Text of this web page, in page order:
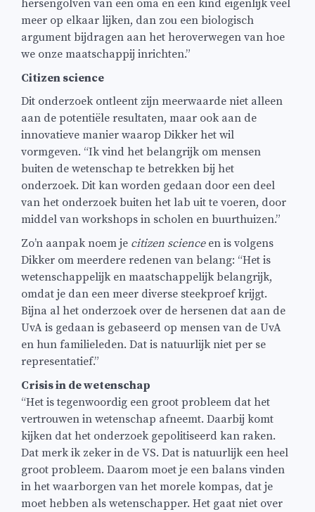
hersengolven van een oma en een kind eigenlijk veel
meer op elkaar lijken, dan zou een biologisch
argument bijdragen aan het heroverwegen van hoe
we onze maatschappij inrichten.”
Citizen science
Dit onderzoek ontleent zijn meerwaarde niet alleen
aan de potentiële resultaten, maar ook aan de
innovatieve manier waarop Dikker het wil
vormgeven. “Ik vind het belangrijk om mensen
buiten de wetenschap te betrekken bij het
onderzoek. Dit kan worden gedaan door een deel
van het onderzoek buiten het lab uit te voeren, door
middel van workshops in scholen en buurthuizen.”
Zo’n aanpak noem je citizen scienceen is volgens
Dikker om meerdere redenen van belang: “Het is
wetenschappelijk en maatschappelijk belangrijk,
omdat je dan een meer diverse steekproef krijgt.
Bijna al het onderzoek over de hersenen dat aan de
UvA is gedaan is gebaseerd op mensen van de UvA
en hun familieleden. Dat is natuurlijk niet per se
representatief.”
Crisis in de wetenschap
“Het is tegenwoordig een groot probleem dat het
vertrouwen in wetenschap afneemt. Daarbij komt
kijken dat het onderzoek gepolitiseerd kan raken.
Dat merk ik zeker in de VS. Dat is natuurlijk een heel
groot probleem. Daarom moet je een balans vinden
in het waarborgen van het morele kompas, dat je
moet hebben als wetenschapper. Het gaat niet over